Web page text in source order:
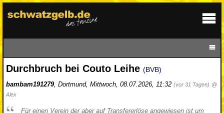
Durchbruch bei Couto Leihe (BVB)
bambam191279, Dortmund, Mittwoch, 08.07.2026, 11:32 (vor 31 Tagen) @
Alex
Für einen Verein der aber auf Transfererlöse angewiesen ist um